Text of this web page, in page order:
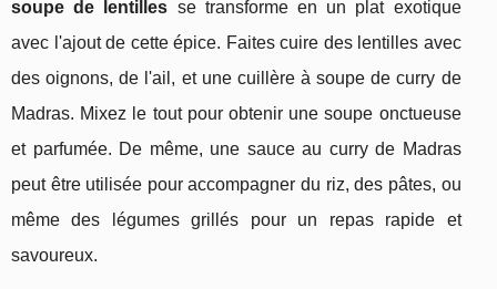
soupe de lentilles se transforme en un plat exotique
avec l'ajout de cette épice. Faites cuire des lentilles avec
des oignons, de l'ail, et une cuillère à soupe de curry de
Madras. Mixez le tout pour obtenir une soupe onctueuse
et parfumée. De même, une sauce au curry de Madras
peut être utilisée pour accompagner du riz, des pâtes, ou
même des légumes grillés pour un repas rapide et
savoureux.